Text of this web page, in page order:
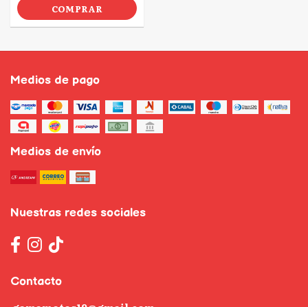
COMPRAR
Medios de pago
Medios de envío
Nuestras redes sociales
Contacto